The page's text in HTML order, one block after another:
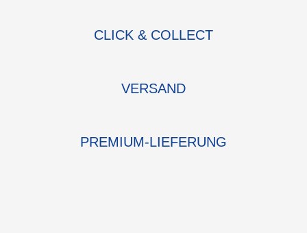
CLICK & COLLECT
VERSAND
PREMIUM-LIEFERUNG